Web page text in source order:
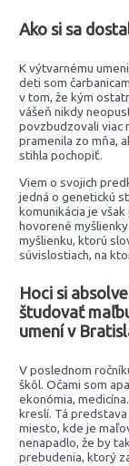
Ako si sa
K výtvarnému
deti som
v tom, že kým
vášeň nikdy
povzbudzovali viac
pramenila zo mňa,
stihla pochopiť.
Viem o svojich
jedná o genetickú
komunikácia je
hovorené
myšlienku, ktorú
súvislostiach, na
Hoci si
študovať
umení v
V poslednom
škôl. Očami som
ekonómia,
kreslí. Tá
miesto, kde je
nenapadlo, že by
prebudenia, ktorý